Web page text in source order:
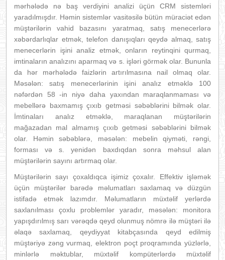
mərhələdə nə baş verdiyini analizi üçün CRM sistemləri
yaradılmışdır. Həmin sistemlər vasitəsilə bütün müraciət edən
müştərilərin vahid bazasını yaratmaq, satış menecerlərə
xəbərdarlıqlar etmək, telefon danışıqları qeydə almaq, satış
menecerlərin işini analiz etmək, onların reytinqini qurmaq,
imtinaların analızını aparmaq və s. işləri görmək olar. Bununla
da hər mərhələdə faizlərin artırılmasına nail olmaq olar.
Məsələn: satış menecerlərinin işini analız etməklə 100
nəfərdən 58 -in niyə daha yaxından maraqlanmaması və
mebellərə baxmamış çıxıb getməsi səbəblərini bilmək olar.
İmtinaları analız etməklə, maraqlanan müştərilərin
mağazadan mal almamış çıxıb getməsi səbəblərini bilmək
olar. Həmin səbəblərə, məsələn: mebelin qiyməti, rəngi,
forması və s. yenidən baxdıqdan sonra məhsul alan
müştərilərin sayını artırmaq olar.
Müştərilərin sayı çoxaldıqca işimiz çoxalır. Effektiv işləmək
üçün müştərilər barədə məlumatları saxlamaq və düzgün
istifadə etmək lazımdır. Məlumatların müxtəlif yerlərdə
saxlanılması çoxlu problemlər yaradır, məsələn: monitora
yapışdırılmış sarı vərəqdə qeyd olunmuş nömrə ilə müştəri ilə
əlaqə saxlamaq, qeydiyyat kitabçasında qeyd edilmiş
müştəriyə zəng vurmaq, elektron poçt proqramında yüzlərlə,
minlərlə məktublar, müxtəlif kompüterlərdə müxtəlif